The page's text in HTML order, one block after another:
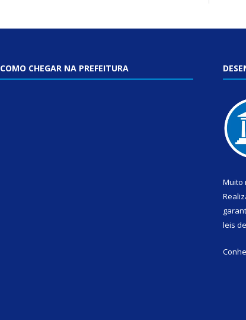
COMO CHEGAR NA PREFEITURA
Muito
leis